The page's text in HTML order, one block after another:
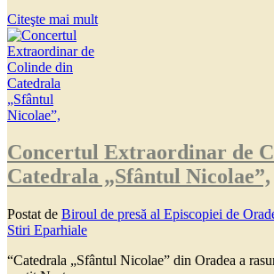
Citeşte mai mult
Concertul Extraordinar de
Catedrala „Sfântul Nicolae”,
Postat de Biroul de presă al Episcopiei de
Stiri Eparhiale
“Catedrala „Sfântul Nicolae” din Oradea a